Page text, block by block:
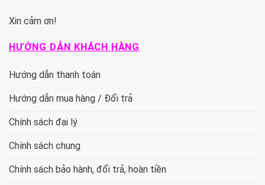
Xin cảm ơn!
HƯỚNG DẪN KHÁCH HÀNG
Hướng dẫn thanh toán
Hướng dẫn mua hàng / Đổi trả
Chính sách đại lý
Chính sách chung
Chính sách bảo hành, đổi trả, hoàn tiền